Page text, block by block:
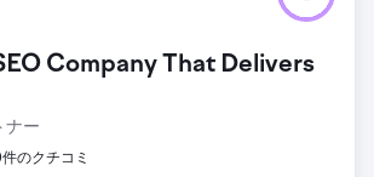
Company That Delivers
ナー
のクチコミ